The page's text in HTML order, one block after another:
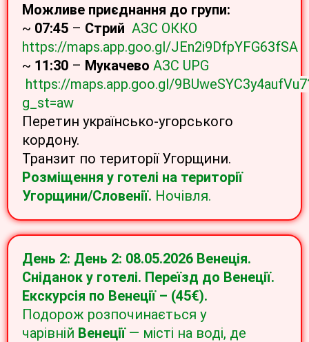
Можливе приєднання до групи:
~ 07:45 – Стрий АЗС ОККО
https://maps.app.goo.gl/JEn2i9DfpYFG63fSA
~ 11:30 – Мукачево АЗС UPG
https://maps.app.goo.gl/
g_st=aw
Перетин українсько-угорського
кордону.
Транзит по території Угорщини.
Розміщення у готелі на території
Угорщини/Словенії. Ночівля.
День 2: День 2: 08.05.2026 Венеція.
Сніданок у готелі. Переїзд до Венеції.
Екскурсія по Венеції – (45€).
Подорож розпочинається у
чарівній Венеції — місті на воді, де